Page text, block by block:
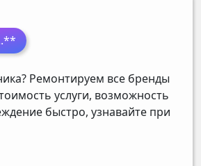
Ремонтируем все бренды
услуги, возможность
быстро, узнавайте при